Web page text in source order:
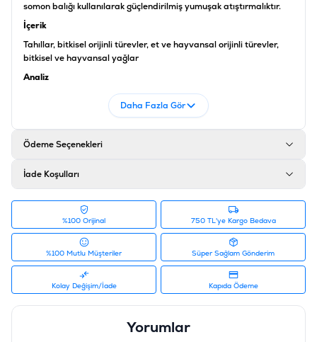
somon balığı kullanılarak güçlendirilmiş yumuşak atıştırmalıktır.
İçerik
Tahıllar, bitkisel orijinli türevler, et ve hayvansal orijinli türevler,
bitkisel ve hayvansal yağlar
Analiz
Ham Protein %9.0 Ham Yağlar %5.5 Ham Kül %1.7 Ham Lif % 0.2
Ürün Filtreleri
Barkod
Daha Fazla Gör
Ödeme Seçenekleri
İade Koşulları
%100 Orijinal 750 TL'ye Kargo Bedava
%100 Mutlu Müşteriler Süper Sağlam Gönderim
Kolay Değişim/İade Kapıda Ödeme
Yorumlar